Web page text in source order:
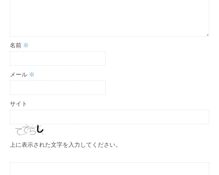
名前 ※
メール ※
サイト
上に表示された文字を入力してください。